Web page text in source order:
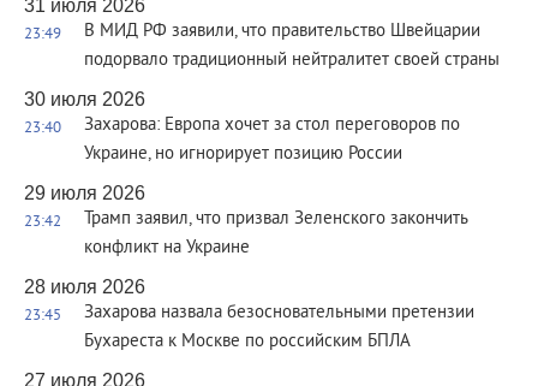
31 июля 2026
23:49
В МИД РФ заявили, что правительство Швейцарии
подорвало традиционный нейтралитет своей страны
30 июля 2026
23:40
Захарова: Европа хочет за стол переговоров по
Украине, но игнорирует позицию России
29 июля 2026
23:42
Трамп заявил, что призвал Зеленского закончить
конфликт на Украине
28 июля 2026
23:45
Захарова назвала безосновательными претензии
Бухареста к Москве по российским БПЛА
27 июля 2026